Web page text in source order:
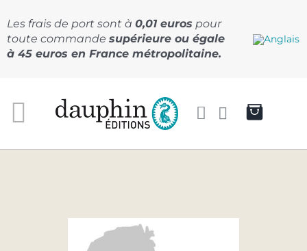
au
contenu
Les frais de port sont à 0,01 euros pour
toute commande supérieure ou égale
à 45 euros en France métropolitaine.